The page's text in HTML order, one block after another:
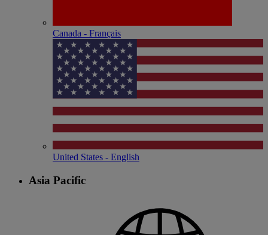
Canada - Français
United States - English
Asia Pacific